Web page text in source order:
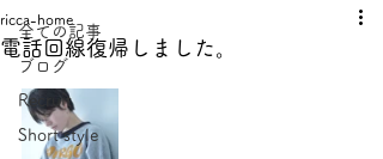
全ての記事
ブログ
Recruit
Short style
電話回線復帰しました。
ricca-home